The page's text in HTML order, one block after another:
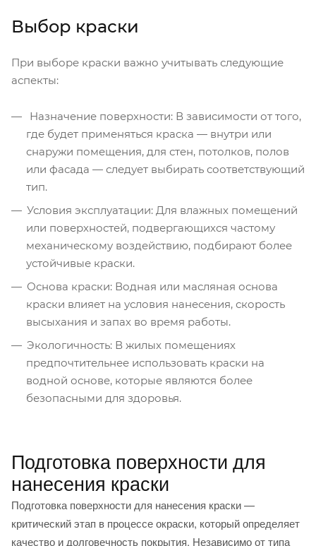
Выбор краски
При выборе краски важно учитывать следующие
аспекты:
Назначение поверхности: В зависимости от того,
где будет применяться краска — внутри или
снаружи помещения, для стен, потолков, полов
или фасада — следует выбирать соответствующий
тип.
Условия эксплуатации: Для влажных помещений
или поверхностей, подвергающихся частому
механическому воздействию, подбирают более
устойчивые краски.
Основа краски: Водная или масляная основа
краски влияет на условия нанесения, скорость
высыхания и запах во время работы.
Экологичность: В жилых помещениях
предпочтительнее использовать краски на
водной основе, которые являются более
безопасными для здоровья.
Подготовка поверхности для
нанесения краски
Подготовка поверхности для нанесения краски —
критический этап в процессе окраски, который определяет
качество и долговечность покрытия. Независимо от типа